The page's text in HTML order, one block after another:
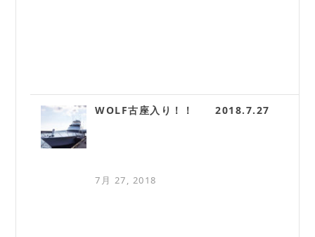
WOLF古座入り！！ 2018.7.27
7月 27, 2018